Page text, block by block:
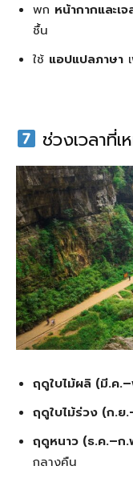
พก หน้ากากและเ
ชื้น
ใช้ แอปแปลภาษา
ช่วงเวลาที่
ฤดูใบไม้ผลิ (มี.ค
ฤดูใบไม้ร่วง (ก.ย
ฤดูหนาว (ธ.ค.–ก.
กลางคืน